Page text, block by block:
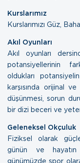
Kurslarımız
Kurslarımızı Güz,
Akıl Oyunları
Akıl oyunları
potansiyellerinin
oldukları
karşısında orijinal
düşünmesi, sorun
bir dizi beceri ve
Geleneksel Okçuluk
Fiziksel olarak
günün ve hayatın
günümüzde spor